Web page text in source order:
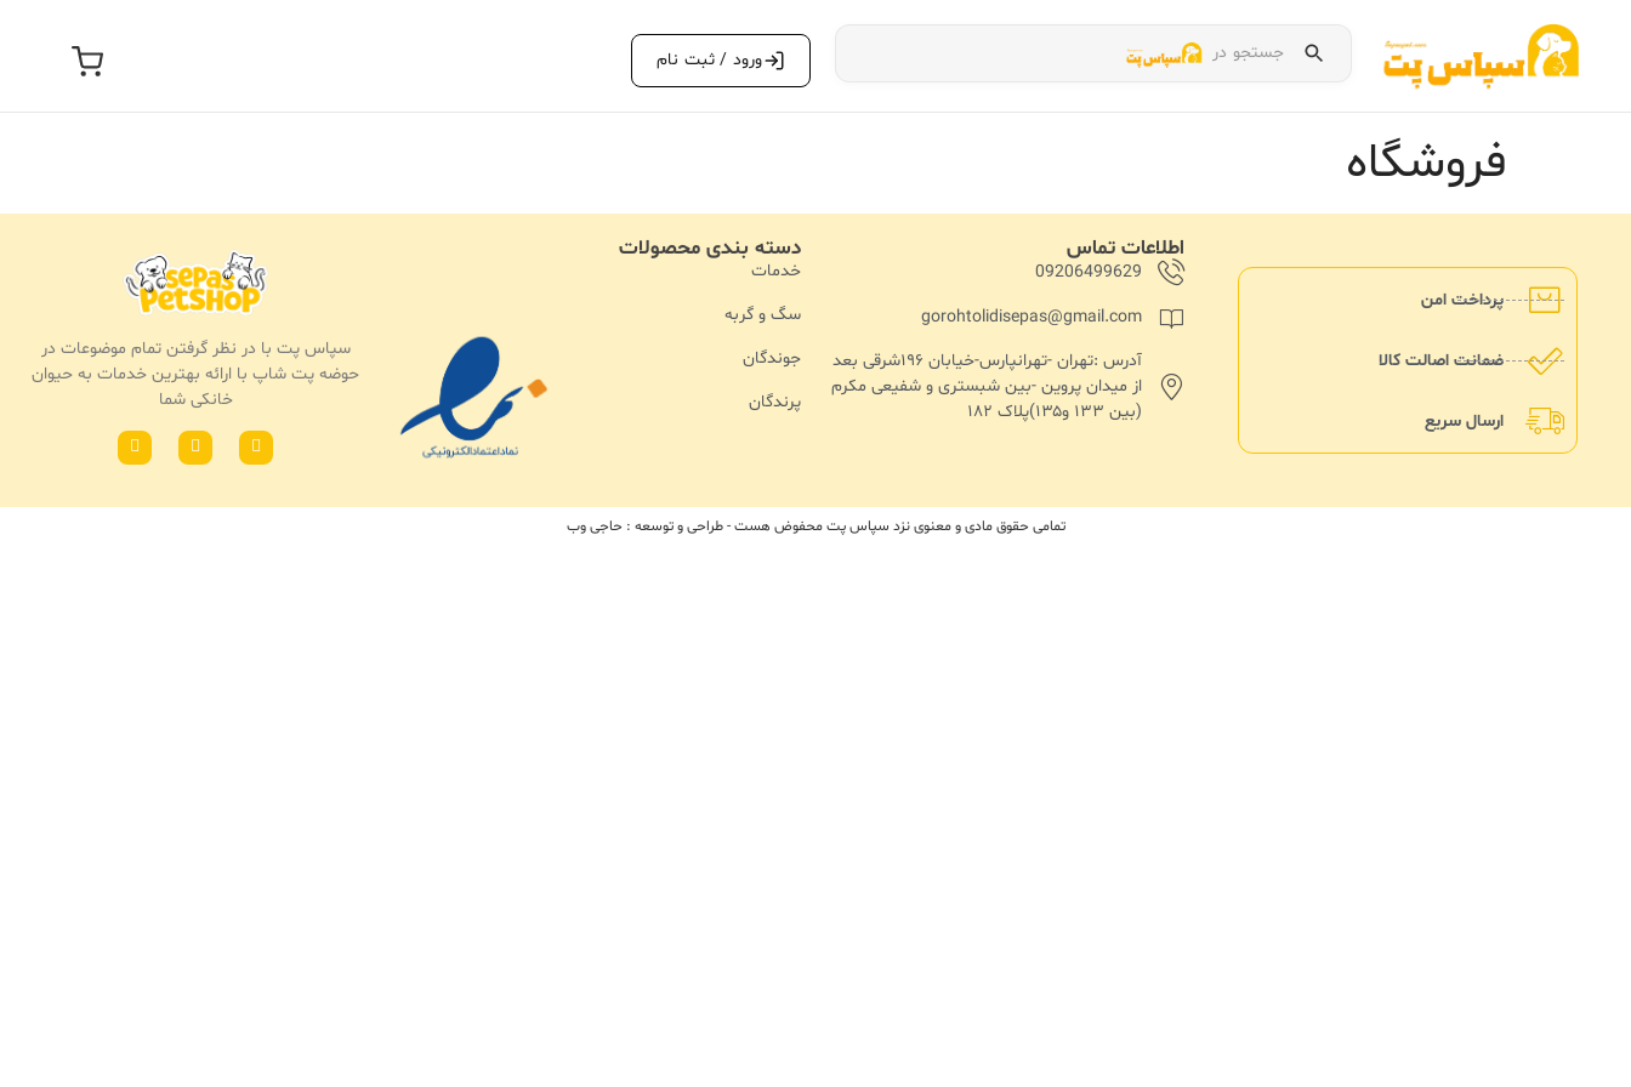
جستجو در ورود / ثبت نام
فروشگاه
پرداخت امن
ضمانت اصالت کالا
ارسال سریع
اطلاعات تماس
09206499629
gorohtolidisepas@gmail.com
آدرس :تهران -تهرانپارس-خیابان ۱۹۶شرقی بعد
از میدان پروین -بین شبستری و شفیعی مکرم
(بین ۱۳۳ و۱۳۵)پلاک ۱۸۲
دسته بندی محصولات
خدمات
سگ و گربه
جوندگان
پرندگان
سپاس پت با در نظر گرفتن تمام موضوعات در
حوضه پت شاپ با ارائه بهترین خدمات به حیوان
خانکی شما
تمامی حقوق مادی و معنوی نزد سپاس پت محفوض هست - طراحی و توسعه : حاجی وب